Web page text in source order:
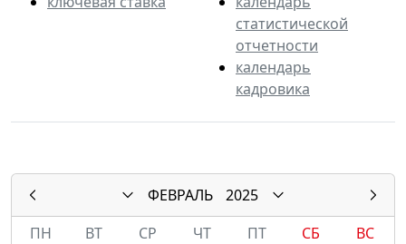
статистической
отчетности
календарь
кадровика
ФЕВРАЛЬ
2025
ПН
ВТ СР ЧТ ПТ СБ
ВС